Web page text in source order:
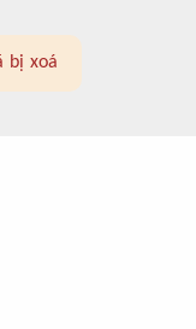
bị xoá